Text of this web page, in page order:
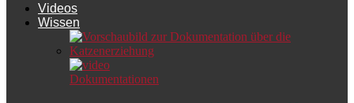
Videos
Wissen
Dokumentationen